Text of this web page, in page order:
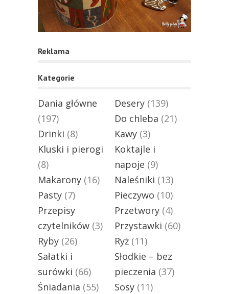
Reklama
Kategorie
Dania główne
(197)
Desery (139)
Do chleba (21)
Drinki (8) Kawy (3)
Kluski i pierogi
(8)
Koktajle i
napoje (9)
Makarony (16) Naleśniki (13)
Pasty (7) Pieczywo (10)
Przepisy
czytelników (3)
Przetwory (4)
Przystawki (60)
Ryby (26) Ryż (11)
Sałatki i
surówki (66)
Słodkie – bez
pieczenia (37)
Śniadania (55) Sosy (11)